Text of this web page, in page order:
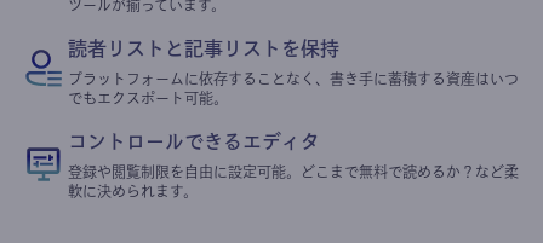
ツールが揃っています。
読者リストと記事リストを保持
プラットフォームに依存することなく、書き手に蓄積する資産はいつ
でもエクスポート可能。
コントロールできるエディタ
登録や閲覧制限を自由に設定可能。どこまで無料で読めるか？など柔
軟に決められます。